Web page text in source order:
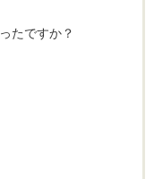
たですか？